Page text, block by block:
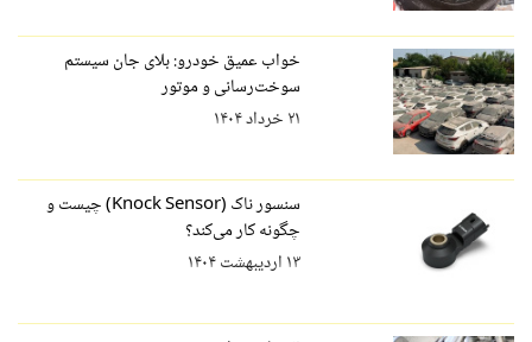
خواب عمیق خودرو: بلای جان سیستم
سوخت‌رسانی و موتور
۲۱ خرداد ۱۴۰۴
سنسور ناک (Knock Sensor) چیست و
چگونه کار می‌کند؟
۱۳ اردیبهشت ۱۴۰۴